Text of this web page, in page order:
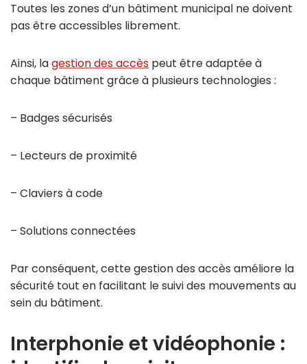
Toutes les zones d’un bâtiment municipal ne doivent
pas être accessibles librement.
Ainsi, lagestion des accès peut être adaptée à
chaque bâtiment grâce à plusieurs technologies :
– Badges sécurisés
– Lecteurs de proximité
– Claviers à code
– Solutions connectées
Par conséquent, cette gestion des accès améliore la
sécurité tout en facilitant le suivi des mouvements au
sein du bâtiment.
Interphonie et vidéophonie :